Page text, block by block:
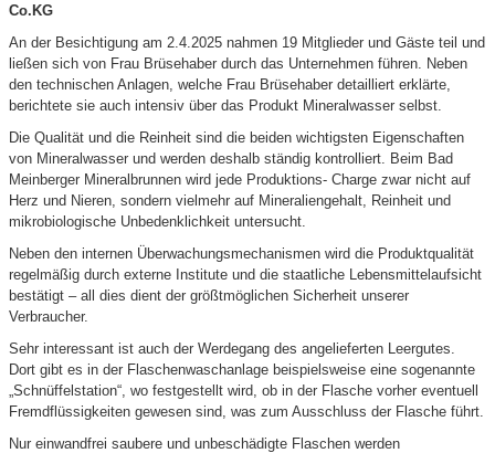
Co.KG
An der Besichtigung am 2.4.2025 nahmen 19 Mitglieder und Gäste teil und
ließen sich von Frau Brüsehaber durch das Unternehmen führen. Neben
den technischen Anlagen, welche Frau Brüsehaber detailliert erklärte,
berichtete sie auch intensiv über das Produkt Mineralwasser selbst.
Die Qualität und die Reinheit sind die beiden wichtigsten Eigenschaften
von Mineralwasser und werden deshalb ständig kontrolliert. Beim Bad
Meinberger Mineralbrunnen wird jede Produktions- Charge zwar nicht auf
Herz und Nieren, sondern vielmehr auf Mineraliengehalt, Reinheit und
mikrobiologische Unbedenklichkeit untersucht.
Neben den internen Überwachungsmechanismen wird die Produktqualität
regelmäßig durch externe Institute und die staatliche Lebensmittelaufsicht
bestätigt – all dies dient der größtmöglichen Sicherheit unserer
Verbraucher.
Sehr interessant ist auch der Werdegang des angelieferten Leergutes.
Dort gibt es in der Flaschenwaschanlage beispielsweise eine sogenannte
„Schnüffelstation“, wo festgestellt wird, ob in der Flasche vorher eventuell
Fremdflüssigkeiten gewesen sind, was zum Ausschluss der Flasche führt.
Nur einwandfrei saubere und unbeschädigte Flaschen werden